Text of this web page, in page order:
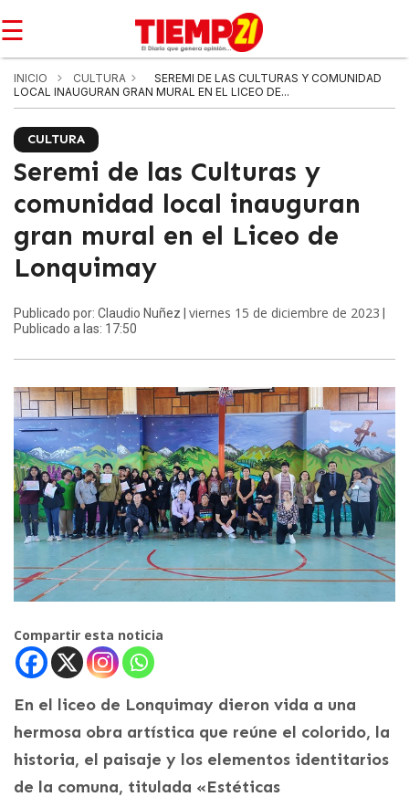
☰
INICIO CULTURA
SEREMI DE LAS CULTURAS Y COMUNIDAD
LOCAL INAUGURAN GRAN MURAL EN EL LICEO DE...
CULTURA
Seremi de las Culturas y
comunidad local inauguran
gran mural en el Liceo de
Lonquimay
Publicado por: Claudio Nuñez | viernes 15 de diciembre de 2023
Publicado a las: 17:50
Compartir esta noticia
En el liceo de Lonquimay dieron vida a una
hermosa obra artística que reúne el colorido, la
historia, el paisaje y los elementos identitarios
de la comuna, titulada «Estéticas